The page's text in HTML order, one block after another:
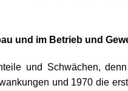
und im Betrieb und
und Schwächen,
und 1970 die